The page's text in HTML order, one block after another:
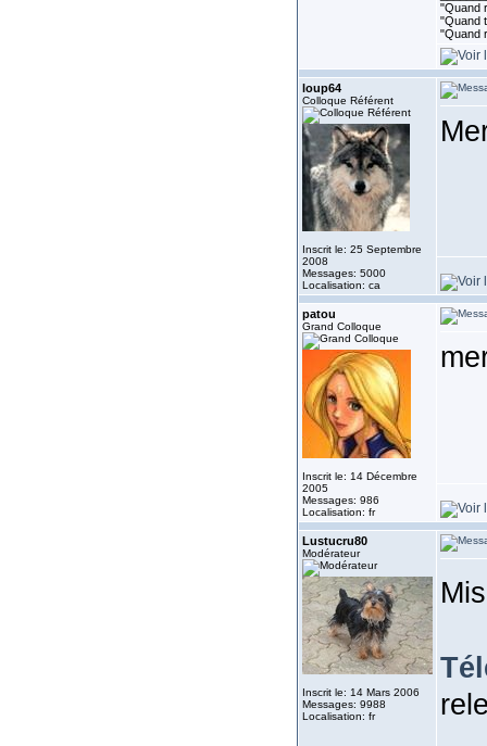
"Quand
"Quand
"Quand
loup64
Colloque Référent
Inscrit le: 25 Septembre
2008
Messages: 5000
Localisation: ca
patou
Grand Colloque
Inscrit le: 14 Décembre
2005
Messages: 986
Localisation: fr
Lustucru80
Modérateur
Inscrit le: 14 Mars 2006
Messages: 9988
Localisation: fr